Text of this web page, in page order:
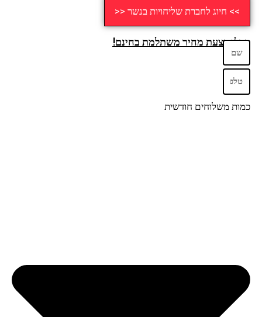
>> חיוג לחברת שליחויות בנשר <<
קבלו הצעת מחיר משתלמת בחינם!
כמות משלוחים חודשית